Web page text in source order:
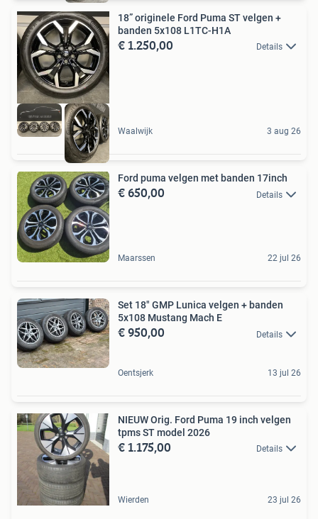
18” originele Ford Puma ST velgen +
banden 5x108 L1TC-H1A
€ 1.250,00 Details
Waalwijk 3 aug 26
Ford puma velgen met banden 17inch
€ 650,00 Details
Maarssen 22 jul 26
Set 18" GMP Lunica velgen + banden
5x108 Mustang Mach E
€ 950,00 Details
Oentsjerk 13 jul 26
NIEUW Orig. Ford Puma 19 inch velgen
tpms ST model 2026
€ 1.175,00 Details
Wierden 23 jul 26